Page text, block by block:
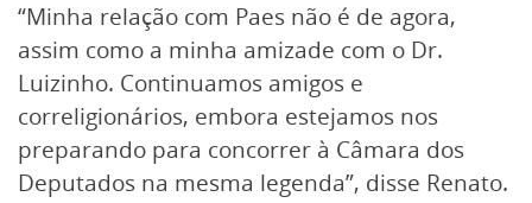
“Minha relação com Paes não é de agora,
assim como a minha amizade com o Dr.
Luizinho. Continuamos amigos e
correligionários, embora estejamos nos
preparando para concorrer à Câmara dos
Deputados na mesma legenda”, disse Renato.